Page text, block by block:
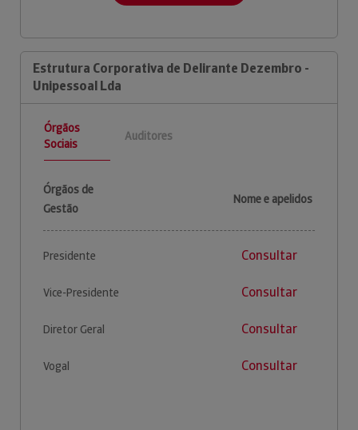
Estrutura Corporativa de Delirante Dezembro -
Unipessoal Lda
Órgãos
Sociais
Auditores
Órgãos de
Gestão
Nome e apelidos
Presidente Consultar
Vice-Presidente Consultar
Diretor Geral Consultar
Vogal Consultar